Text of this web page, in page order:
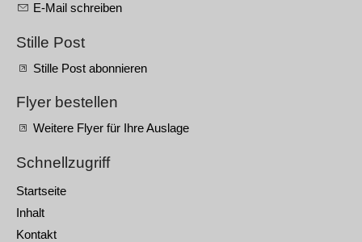
E-Mail schreiben
Stille Post
Stille Post abonnieren
Flyer bestellen
Weitere Flyer für Ihre Auslage
Schnellzugriff
Startseite
Inhalt
Kontakt